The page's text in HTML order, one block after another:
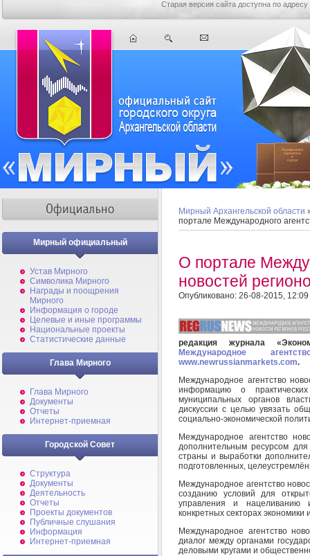
Старая версия сайта доступна по адресу
Мирный официальный
Устав Мирного
Символика Мирного
Награды и поощрения
Мирного
Информация о городе
Целевые и иные программы
Национальные проекты
Статистические данные
Глава Мирного
Глава Мирного
Документы
Отчеты
Интернет-приемная
Городской Совет
Структура
Документы
Деятельность
Отчеты
Проекты документов
Публичные слушания
Информация
Интернет-приемная
Мирный Архангельской области
портале Международного
О портале
новостей
Опубликовано: 26-08-2015, 12:09
редакция журнала
Международное
www.newrussianmarkets.com.
Международное агентство
информацию о
муниципальных органов
дискуссии с целью увязать
социально-экономической
Международное агентство
дополнительным ресурсом
страны и выработки
подготовленных,
Международное агентство
созданию условий для
управления и нацеливанию
конкретных секторах
Международное агентство
диалог между органами
деловыми кругами и